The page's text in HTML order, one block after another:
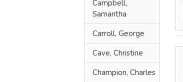
Campbell,
Samantha
Carroll, George
Cave, Christine
Champion, Charles